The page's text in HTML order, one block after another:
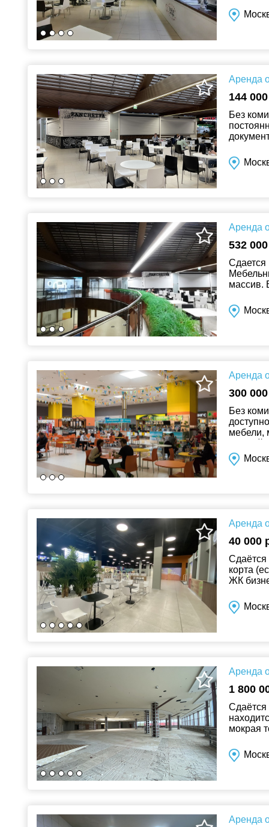
Аренда
144
Без
Аренда
532
Сдается
массив.
Аренда
300
Без
мебели,
Аренда
40 000
Сдаётся
корта
ЖК
Аренда
1 800
Сдаётся
мокрая
Аренда